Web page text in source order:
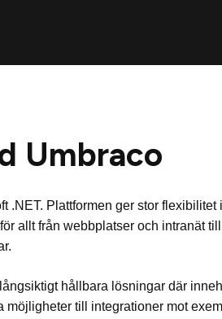
Umbraco
.NET. Plattformen ger stor flexibilitet
allt från webbplatser och intranät
hållbara lösningar där
till integrationer mot